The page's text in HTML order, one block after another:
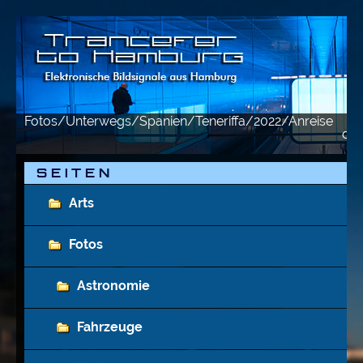
Fotos/Unterwegs/Spanien/Teneriffa/2022/Anreise
de
S E I T E N
Arts
Fotos
Astronomie
Fahrzeuge